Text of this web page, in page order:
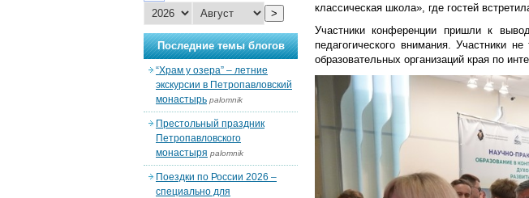
классическая школа», где гостей
Участники конференции пришли к
педагогического внимания. Участники
образовательных организаций края по
>
Последние темы блогов
“Храм у озера” – летние
экскурсии в Петропавловский
монастырь palomnik
Престольный праздник
Петропавловского
монастыря palomnik
Поездки по России 2026 –
специально для